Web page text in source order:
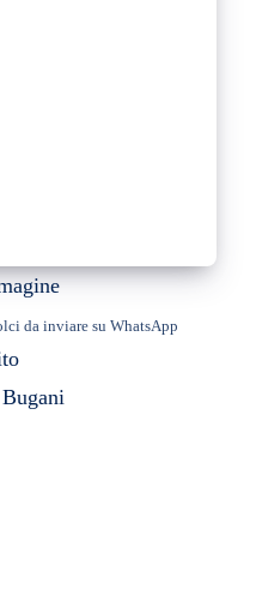
da inviare su WhatsApp